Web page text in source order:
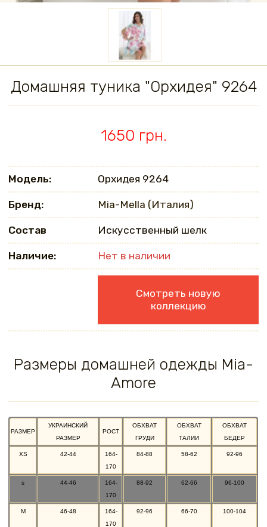
Домашняя туника "Орхидея" 9264
1650 грн.
Модель: Орхидея 9264
Бренд: Mia-Mella (Италия)
Состав Искусственный шелк
Наличие: Нет в наличии
Смотреть новую
коллекцию
Размеры домашней одежды Mia-
Amore
РАЗМЕР
УКРАИНСКИЙ
РАЗМЕР
РОСТ
ОБХВАТ
ГРУДИ
ОБХВАТ
ТАЛИИ
ОБХВАТ
БЕДЕР
XS 42-44
164-
170
84-88 58-62 92-96
s 44-46
164-
170
88-92 62-66 96-100
M 46-48
164-
170
92-96 66-70 100-104